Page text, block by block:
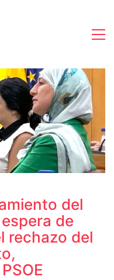
del
de
rechazo del